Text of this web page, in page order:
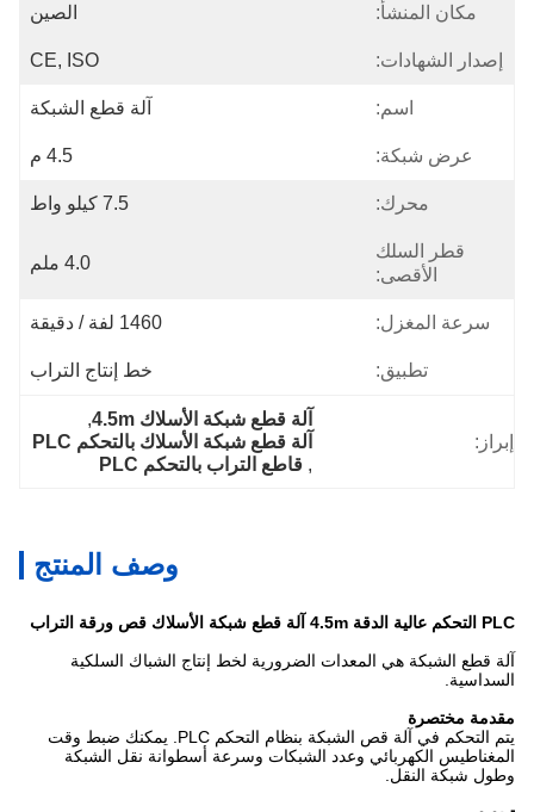
مكان المنشأ: الصين
إصدار الشهادات: CE, ISO
اسم: آلة قطع الشبكة
عرض شبكة: 4.5 م
محرك: 7.5 كيلو واط
قطر السلك
الأقصى:
4.0 ملم
سرعة المغزل: 1460 لفة / دقيقة
تطبيق: خط إنتاج التراب
إبراز:
آلة قطع شبكة الأسلاك 4.5m
,
آلة قطع شبكة الأسلاك بالتحكم PLC
, قاطع التراب بالتحكم PLC
وصف المنتج
PLC التحكم عالية الدقة 4.5m آلة قطع شبكة الأسلاك قص ورقة التراب
آلة قطع الشبكة هي المعدات الضرورية لخط إنتاج الشباك السلكية
السداسية.
مقدمة مختصرة
يتم التحكم في آلة قص الشبكة بنظام التحكم PLC. يمكنك ضبط وقت
المغناطيس الكهربائي وعدد الشبكات وسرعة أسطوانة نقل الشبكة
وطول شبكة النقل.